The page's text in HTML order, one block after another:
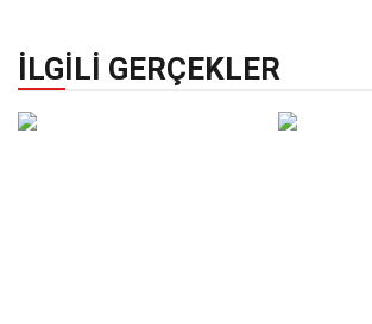
İLGILI GERÇEKLER